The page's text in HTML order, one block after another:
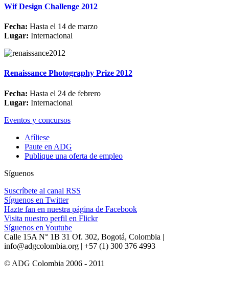
Wif Design Challenge 2012
Fecha: Hasta el 14 de marzo
Lugar: Internacional
Renaissance Photography Prize 2012
Fecha: Hasta el 24 de febrero
Lugar: Internacional
Eventos y concursos
Afíliese
Paute en ADG
Publique una oferta de empleo
Síguenos
Suscríbete al canal RSS
Síguenos en Twitter
Hazte fan en nuestra página de Facebook
Visita nuestro perfil en Flickr
Síguenos en Youtube
Calle 15A N° 1B 31 Of. 302, Bogotá, Colombia |
info@adgcolombia.org | +57 (1) 300 376 4993
© ADG Colombia 2006 - 2011